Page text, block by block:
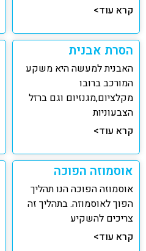
קרא עוד>
הסרת אבנית
האבנית למעשה היא משקע
המורכב ברובו
מקלציום,מגנזיום וגם ברזל
הצבעוניות
קרא עוד>
אוסמוזה הפוכה
אוסמוזה הפוכה הנו תהליך
הפוך לאוסמוזה. בתהליך זה
צריכים להשקיע
קרא עוד>